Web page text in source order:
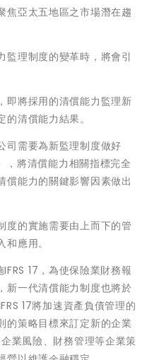
焦亞太五地區之市場潛在趨
監理制度的變革時，將會引
即將採用的清償能力監理新
清償能力結果。
司需要為新監理制度做好
將清償能力相關指標完全
償能力的關鍵影響因素做出
度的實施需要由上而下的管
應用。
17，為使保險業財務報
新一代清償能力制度也將於
17將加速資產負債管理的
的策略目標來訂定新的企業
業風險、財務管理等企業策